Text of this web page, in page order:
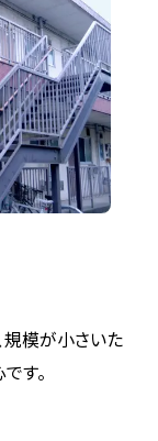
規模が小さいた
す。